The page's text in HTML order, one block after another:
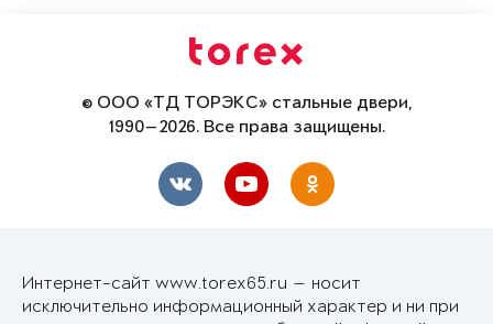
© ООО «ТД ТОРЭКС» стальные двери,
1990—2026. Все права защищены.
Интернет-сайт www.torex65.ru — носит
исключительно информационный характер и ни при